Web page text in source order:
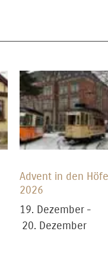
Advent in den
2026
19. Dezember -
20. Dezember